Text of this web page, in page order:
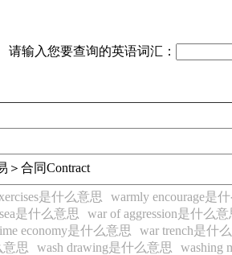
请输入您要查询的英语词汇：
＞合同Contract
是什么意思 warmly encourage是
是什么意思 war of aggression是什么意
economy是什么意思 war trench是什
意思 wash drawing是什么意思 washing